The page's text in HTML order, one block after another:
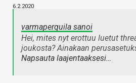
6.2.2020
varmaperquila sanoi
Hei, mites nyt erottuu luetut
joukosta? Ainakaan
Napsauta laajentaaksesi…